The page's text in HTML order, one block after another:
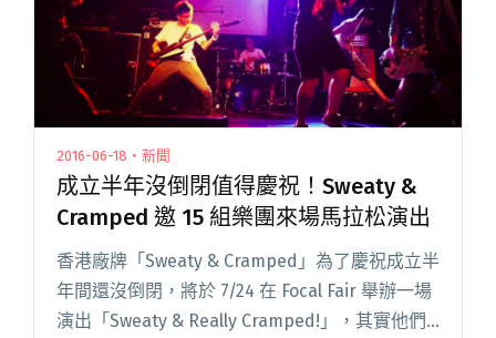
2016-06-18・新聞
成立半年沒倒閉值得慶祝！Sweaty &
Cramped 邀 15 組樂團來場馬拉松演出
香港廠牌「Sweaty & Cramped」為了慶祝成立半
年間還沒倒閉，將於 7/24 在 Focal Fair 舉辦一場
演出「Sweaty & Really Cramped!」，其實他們